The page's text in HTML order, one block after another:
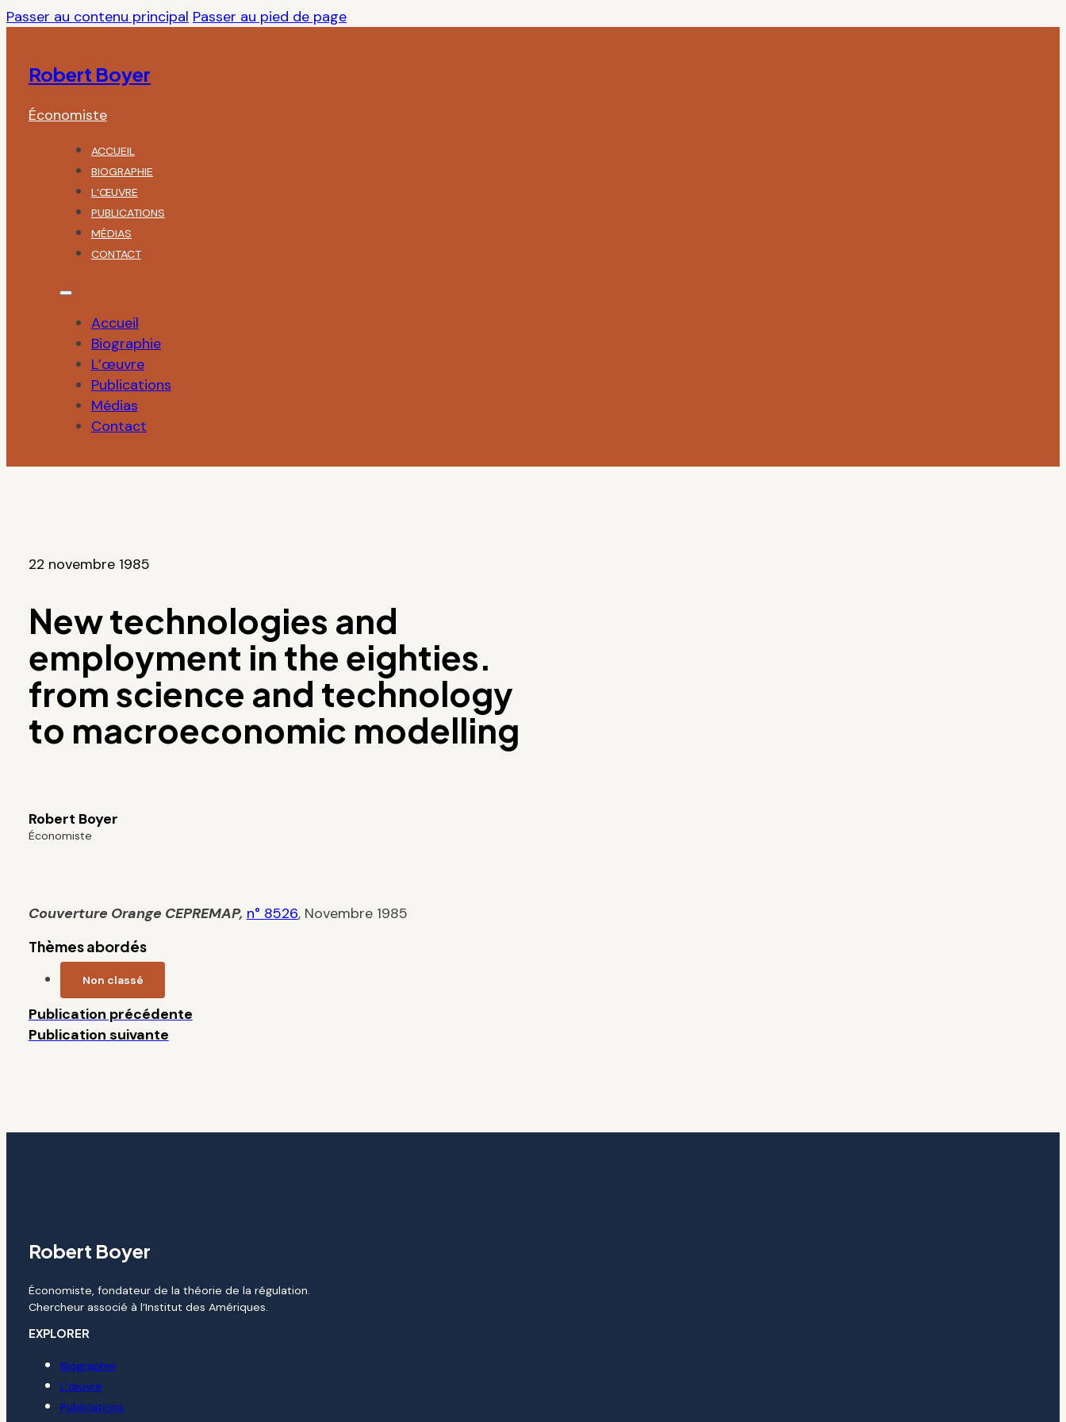
Passer au contenu principal Passer au pied de page
Robert Boyer
Économiste
ACCUEIL
BIOGRAPHIE
L’ŒUVRE
PUBLICATIONS
MÉDIAS
CONTACT
Accueil
Biographie
L’œuvre
Publications
Médias
Contact
22 novembre 1985
New technologies and
employment in the eighties.
from science and technology
to macroeconomic modelling
Robert Boyer
Économiste
Couverture Orange CEPREMAP, n° 8526, Novembre 1985
Thèmes abordés
Non classé
Publication précédente
Publication suivante
Robert Boyer
Économiste, fondateur de la théorie de la régulation.
Chercheur associé à l’Institut des Amériques.
EXPLORER
Biographie
L’œuvre
Publications